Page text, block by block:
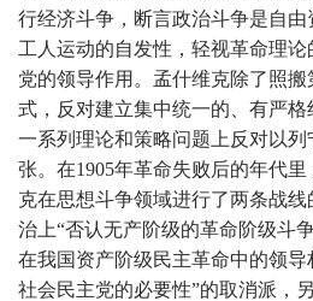
行经济斗争，断言政治斗争是自
工人运动的自发性，轻视革命理
党的领导作用。孟什维克除了照
式，反对建立集中统一的、有严
一系列理论和策略问题上反对以
张。在1905年革命失败后的年代
克在思想斗争领域进行了两条战
治上“否认无产阶级的革命阶级斗
在我国资产阶级民主革命中的领导
社会民主党的必要性”的取消派，